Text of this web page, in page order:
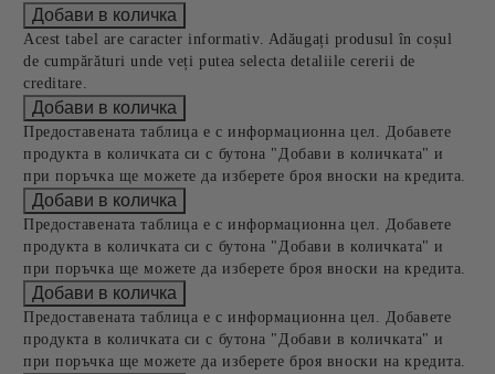
Acest tabel are caracter informativ. Adăugați produsul în coșul
de cumpărături unde veți putea selecta detaliile cererii de
creditare.
Предоставената таблица е с информационна цел. Добавете
продукта в количката си с бутона "Добави в количката" и
при поръчка ще можете да изберете броя вноски на кредита.
Предоставената таблица е с информационна цел. Добавете
продукта в количката си с бутона "Добави в количката" и
при поръчка ще можете да изберете броя вноски на кредита.
Предоставената таблица е с информационна цел. Добавете
продукта в количката си с бутона "Добави в количката" и
при поръчка ще можете да изберете броя вноски на кредита.